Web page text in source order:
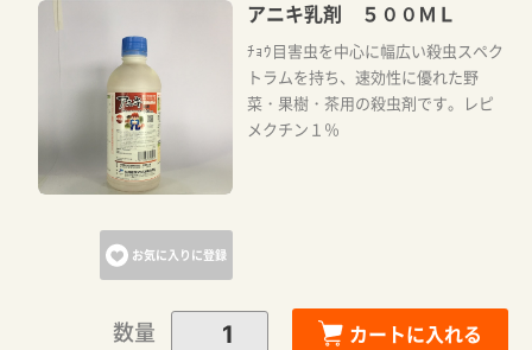
お気に入りに登録
アニキ乳剤 ５００ＭＬ
ﾁｮｳ目害虫を中心に幅広い殺虫スペク
トラムを持ち、速効性に優れた野
菜・果樹・茶用の殺虫剤です。レピ
メクチン１％
数量 カートに入れる